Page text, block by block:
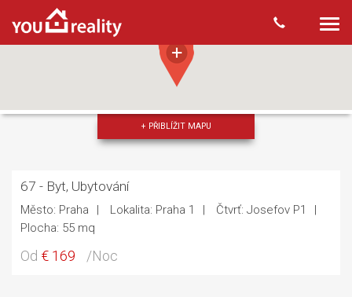
+ PŘIBLÍŽIT MAPU
67 - Byt, Ubytování
Město: Praha Lokalita: Praha 1
Čtvrť: Josefov P1
Plocha: 55 mq
Od € 169 /Noc